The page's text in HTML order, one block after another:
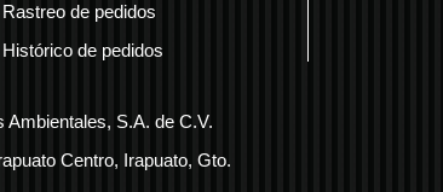
Rastreo de pedidos
Histórico de pedidos
S.A. de C.V.
Centro, Irapuato, Gto.